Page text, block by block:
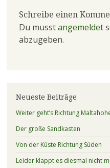
Schreibe einen
Du musstangemeldet
abzugeben.
Neueste Beiträge
Weiter geht’s Richtung
Der große Sandkasten
Von der Küste Richtung Süden
Leider klappt es diesmal nicht